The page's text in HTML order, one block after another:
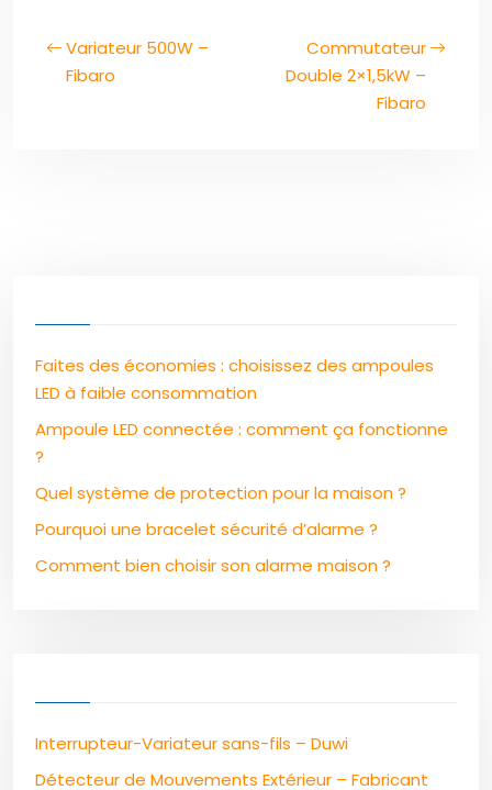
Variateur 500W –
Fibaro
Commutateur
Double 2×1,5kW –
Fibaro
Faites des économies : choisissez des ampoules
LED à faible consommation
Ampoule LED connectée : comment ça fonctionne
?
Quel système de protection pour la maison ?
Pourquoi une bracelet sécurité d’alarme ?
Comment bien choisir son alarme maison ?
Interrupteur-Variateur sans-fils – Duwi
Détecteur de Mouvements Extérieur – Fabricant